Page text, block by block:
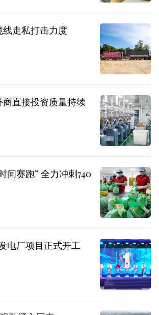
走私打击力度
直接投资质量持续
间赛跑” 全力冲刺740
电厂项目正式开工